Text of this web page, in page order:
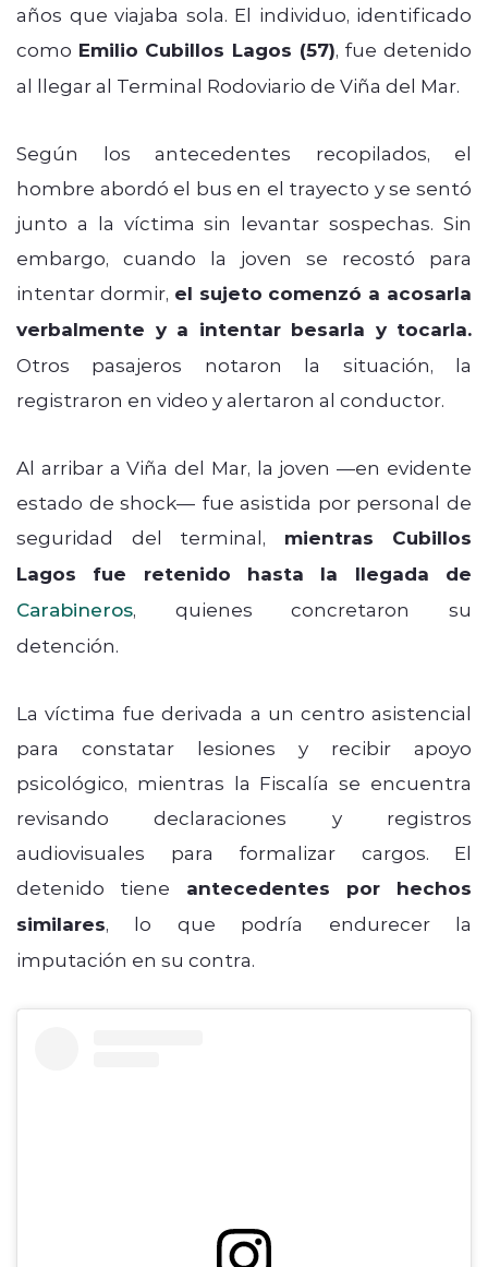
años que viajaba sola. El individuo, identificado
como Emilio Cubillos Lagos (57), fue detenido
al llegar al Terminal Rodoviario de Viña del Mar.
Según los antecedentes recopilados, el
hombre abordó el bus en el trayecto y se sentó
junto a la víctima sin levantar sospechas. Sin
embargo, cuando la joven se recostó para
intentar dormir, el sujeto comenzó a acosarla
verbalmente y a intentar besarla y tocarla.
Otros pasajeros notaron la situación, la
registraron en video y alertaron al conductor.
Al arribar a Viña del Mar, la joven —en evidente
estado de shock— fue asistida por personal de
seguridad del terminal, mientras Cubillos
Lagos fue retenido hasta la llegada de
Carabineros, quienes concretaron su
detención.
La víctima fue derivada a un centro asistencial
para constatar lesiones y recibir apoyo
psicológico, mientras la Fiscalía se encuentra
revisando declaraciones y registros
audiovisuales para formalizar cargos. El
detenido tiene antecedentes por hechos
similares, lo que podría endurecer la
imputación en su contra.